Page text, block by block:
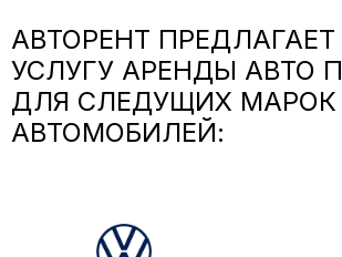
АВТОРЕНТ
УСЛУГУ АРЕНДЫ АВТО
ДЛЯ СЛЕДУЩИХ МАРОК
АВТОМОБИЛЕЙ: